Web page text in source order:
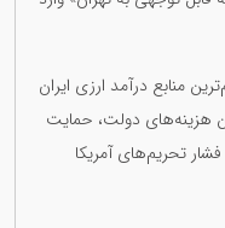
منابع درآمد ارزی ایران
هزینه‌های دولت، حمایت
تحریم‌های آمریکا